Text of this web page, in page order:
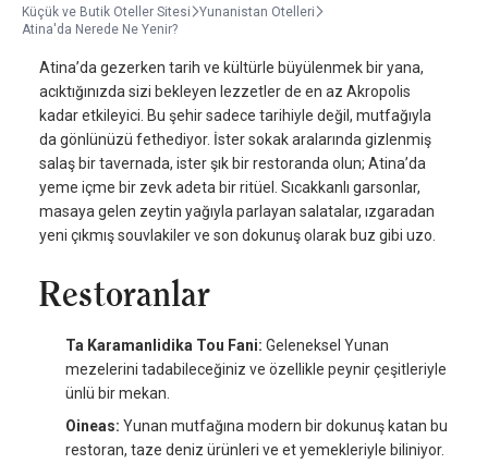
Küçük ve Butik Oteller Sitesi
Yunanistan Otelleri
Atina'da Nerede Ne Yenir?
Atina’da gezerken tarih ve kültürle büyülenmek bir yana,
acıktığınızda sizi bekleyen lezzetler de en az Akropolis
kadar etkileyici. Bu şehir sadece tarihiyle değil, mutfağıyla
da gönlünüzü fethediyor. İster sokak aralarında gizlenmiş
salaş bir tavernada, ister şık bir restoranda olun; Atina’da
yeme içme bir zevk adeta bir ritüel. Sıcakkanlı garsonlar,
masaya gelen zeytin yağıyla parlayan salatalar, ızgaradan
yeni çıkmış souvlakiler ve son dokunuş olarak buz gibi uzo.
Restoranlar
Ta Karamanlidika Tou Fani: Geleneksel Yunan
mezelerini tadabileceğiniz ve özellikle peynir çeşitleriyle
ünlü bir mekan.
Oineas: Yunan mutfağına modern bir dokunuş katan bu
restoran, taze deniz ürünleri ve et yemekleriyle biliniyor.